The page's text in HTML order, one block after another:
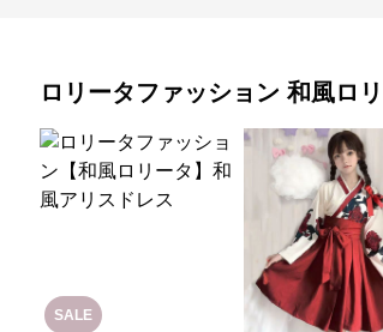
ロリータファッション 和風ロ
SALE